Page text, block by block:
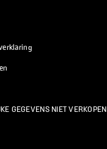
GEGEVENS NIET VERKOPEN